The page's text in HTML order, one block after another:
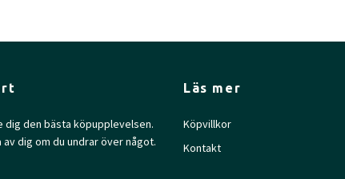
dig den bästa köpupplevelsen.
av dig om du undrar över något.
Läs mer
Köpvillkor
Kontakt